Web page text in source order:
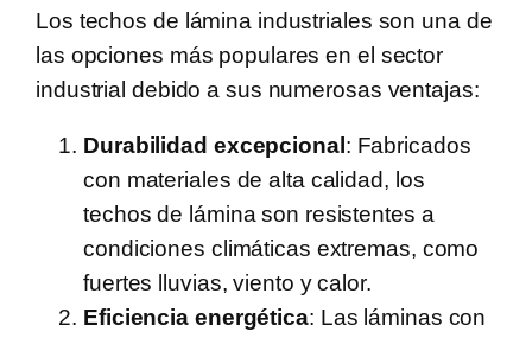
Los techos de lámina industriales son una de
las opciones más populares en el sector
industrial debido a sus numerosas ventajas:
Durabilidad excepcional : Fabricados
con materiales de alta calidad, los
techos de lámina son resistentes a
condiciones climáticas extremas, como
fuertes lluvias, viento y calor.
Eficiencia energética: Las láminas con